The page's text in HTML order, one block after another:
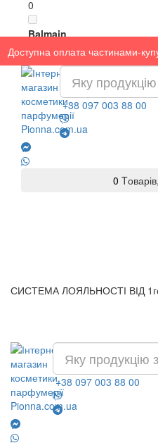
0
Balmain
0
Björk and Berries
0
BORNTOSTANDOUT
0
0
Chloe
0
Christian Dior
Доступна оплата частинами-
+38 097 003 88 00
0 Tоварів,
СИСТЕМА ЛОЯЛЬНОСТІ ВІД
+38 097 003 88 00